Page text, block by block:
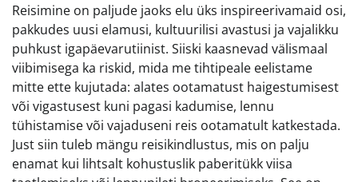
Reisimine on paljude jaoks elu üks inspireerivamaid osi,
pakkudes uusi elamusi, kultuurilisi avastusi ja vajalikku
puhkust igapäevarutiinist. Siiski kaasnevad välismaal
viibimisega ka riskid, mida me tihtipeale eelistame
mitte ette kujutada: alates ootamatust haigestumisest
või vigastusest kuni pagasi kadumise, lennu
tühistamise või vajaduseni reis ootamatult katkestada.
Just siin tuleb mängu reisikindlustus, mis on palju
enamat kui lihtsalt kohustuslik paberitükk viisa